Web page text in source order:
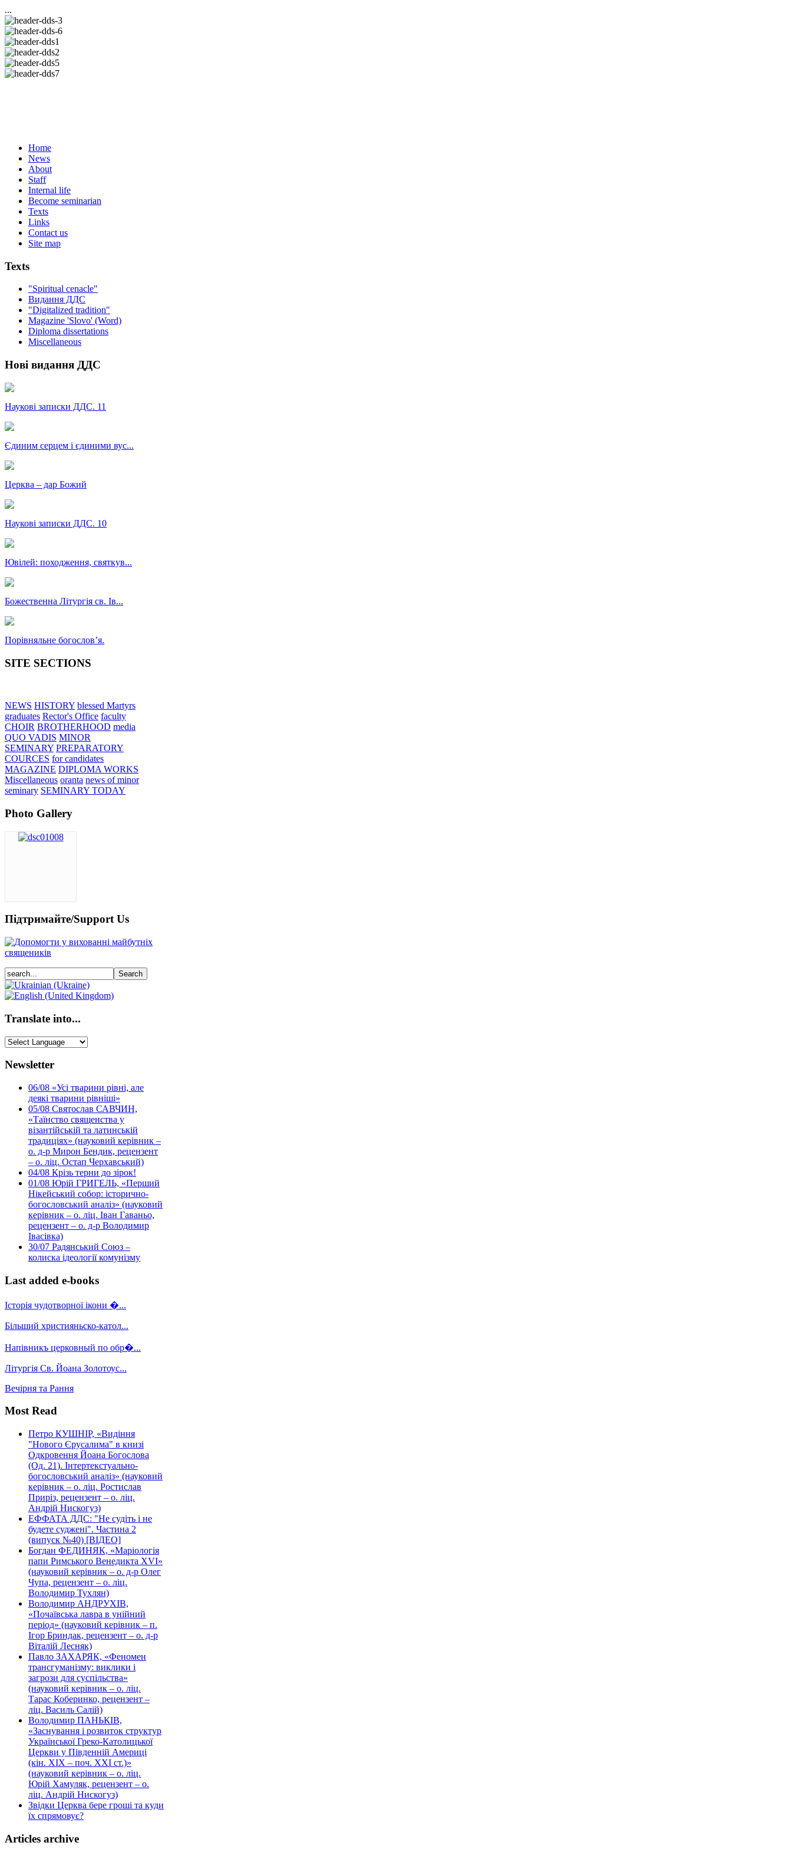
...
Home
News
About
Staff
Internal life
Become seminarian
Texts
Links
Contact us
Site map
Texts
"Spiritual cenacle"
Видання ДДС
"Digitalized tradition"
Magazine 'Slovo' (Word)
Diploma dissertations
Miscellaneous
Нові видання ДДС
Наукові записки ДДС. 11
Єдиним серцем і єдиними вус...
Церква – дар Божий
Наукові записки ДДС. 10
Ювілей: походження, святкув...
Божественна Літургія св. Ів...
Порівняльне богословʼя.
SITE SECTIONS
NEWS HISTORY blessed Martyrs
graduates Rector's Office faculty
CHOIR BROTHERHOOD media
QUO VADIS MINOR
SEMINARY PREPARATORY
COURCES for candidates
MAGAZINE DIPLOMA WORKS
Miscellaneous oranta news of minor
seminary SEMINARY TODAY
Photo Gallery
Підтримайте/Support Us
Translate into...
Newsletter
06/08 «Усі тварини рівні, але
деякі тварини рівніші»
05/08 Святослав САВЧИН,
«Таїнство священства у
візантійській та латинській
традиціях» (науковий керівник –
о. д-р Мирон Бендик, рецензент
– о. ліц. Остап Черхавський)
04/08 Крізь терни до зірок!
01/08 Юрій ГРИГЕЛЬ, «Перший
Нікейський собор: історично-
богословський аналіз» (науковий
керівник – о. ліц. Іван Гаваньо,
рецензент – о. д-р Володимир
Івасівка)
30/07 Радянський Союз –
колиска ідеології комунізму
Last added e-books
Історія чудотворної ікони �...
Більший християньско-катол...
Напівникъ церковный по обр�...
Літургія Св. Йоана Золотоус...
Вечірня та Рання
Most Read
Петро КУШНІР, «Видіння
"Нового Єрусалима" в книзі
Одкровення Йоана Богослова
(Од. 21). Інтертекстуально-
богословський аналіз» (науковий
керівник – о. ліц. Ростислав
Приріз, рецензент – о. ліц.
Андрій Нискогуз)
ЕФФАТА ДДС: "Не судіть і не
будете суджені". Частина 2
(випуск №40) [ВІДЕО]
Богдан ФЕДИНЯК, «Маріологія
папи Римського Венедикта XVI»
(науковий керівник – о. д-р Олег
Чупа, рецензент – о. ліц.
Володимир Тухлян)
Володимир АНДРУХІВ,
«Почаївська лавра в унійний
період» (науковий керівник – п.
Ігор Бриндак, рецензент – о. д-р
Віталій Лесняк)
Павло ЗАХАРЯК, «Феномен
трансгуманізму: виклики і
загрози для суспільства»
(науковий керівник – о. ліц.
Тарас Коберинко, рецензент –
ліц. Василь Салій)
Володимир ПАНЬКІВ,
«Заснування і розвиток структур
Української Греко-Католицької
Церкви у Південній Америці
(кін. ХІХ – поч. ХХІ ст.)»
(науковий керівник – о. ліц.
Юрій Хамуляк, рецензент – о.
ліц. Андрій Нискогуз)
Звідки Церква бере гроші та куди
їх спрямовує?
Articles archive